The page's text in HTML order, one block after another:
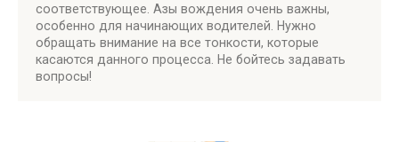
соответствующее. Азы вождения очень важны,
особенно для начинающих водителей. Нужно
обращать внимание на все тонкости, которые
касаются данного процесса. Не бойтесь задавать
вопросы!